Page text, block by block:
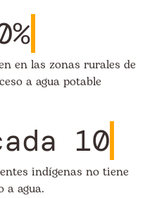
en las zonas rurales de
a agua potable
10
indígenas no tiene
a agua.